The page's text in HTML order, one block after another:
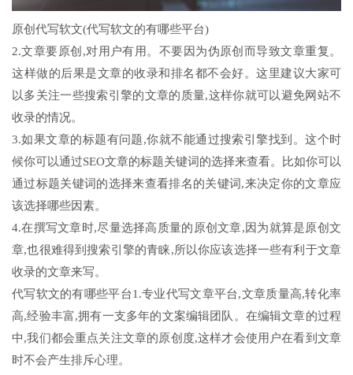
原创代写软文(代写软文的有哪些平台)
2.文章要原创,对用户有用。不要因为伪原创而导致文章重复。
这样做的后果是文章的收录和排名都不会好。这里建议大家可
以多关注一些搜索引擎的文章的质量,这样你就可以避免网站不
收录的情况。
3.如果文章的标题有问题,你就不能通过搜索引擎找到。这个时
候你可以通过SEO文章的标题关键词的选择来查看。比如你可以
通过标题关键词的选择来查看排名的关键词,来决定你的文章应
该选择哪些因素。
4.在撰写文章时,尽量选择高质量的原创文章,因为就算是原创文
章,也很难得到搜索引擎的青睐,所以你应该选择一些有利于文章
收录的文章来写。
代写软文的有哪些平台1.专业代写文章平台,文章质量高,转化率
高,经验丰富,拥有一支多年的文案编辑团队。在编辑文章的过程
中,我们都会重点关注文章的原创度,这样才会使用户在看到文章
时不会产生排斥心理。